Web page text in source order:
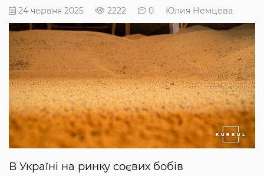
24 червня 2025 2222 0 Юлия Немцева
В Україні на ринку соєвих бобів